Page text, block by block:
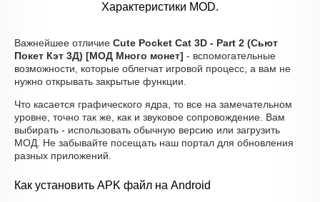
Характеристики MOD.
Важнейшее отличие Cute Pocket Cat 3D - Part 2 (Сьют
Покет Кэт 3Д) [МОД Много монет] - вспомогательные
возможности, которые облегчат игровой процесс, а вам не
нужно открывать закрытые функции.
Что касается графического ядра, то все на замечательном
уровне, точно так же, как и звуковое сопровождение. Вам
выбирать - использовать обычную версию или загрузить
МОД. Не забывайте посещать наш портал для обновления
разных приложений.
Как установить APK файл на Android